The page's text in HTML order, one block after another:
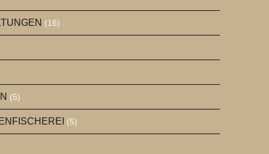
(16)
(5)
(5)